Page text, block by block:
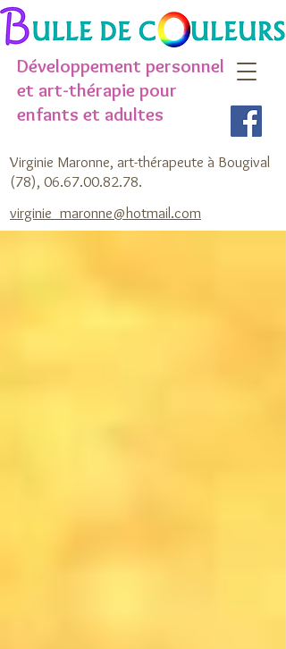
Développement personnel
et art-thérapie pour
enfants et adultes
Virginie Maronne, art-thérapeute à Bougival
(78), 06.67.00.82.78.
virginie_maronne@hotmail.com